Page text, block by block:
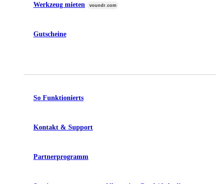
Werkzeug mieten voundr.com
Gutscheine
So Funktionierts
Kontakt & Support
Partnerprogramm